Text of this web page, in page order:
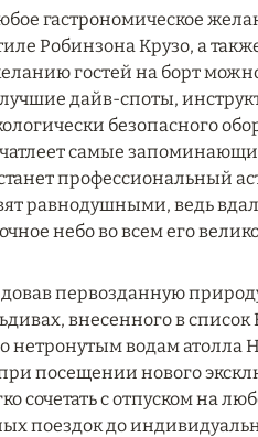
гастрономическое
Робинзона Крузо, а
гостей на борт
дайв-споты,
безопасного
самые
профессиональный
равнодушными, ведь
небо во всем его
первозданную
внесенного в
водам атолла
посещении нового
сочетать с отпуском на
поездок до